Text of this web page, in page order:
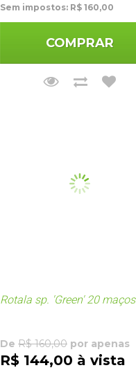
Sem impostos: R$ 160,00
COMPRAR
Rotala sp. 'Green' 20 maços
De R$ 160,00 por apenas
R$ 144,00 à vista